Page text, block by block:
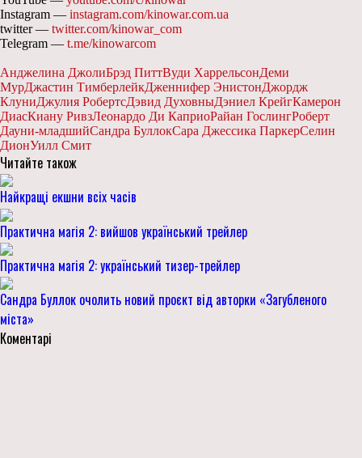
Instagram — instagram.com/kinowar.com.ua
twitter — twitter.com/kinowar_com
Telegram — t.me/kinowarcom
Анджелина ДжолиБрэд ПиттВуди ХаррельсонДеми
МурДжастин ТимберлейкДженнифер ЭнистонДжордж
КлуниДжулия РобертсДэвид ДуховныДэниел КрейгКамерон
ДиасКиану РивзЛеонардо Ди КаприоРайан ГослингРоберт
Дауни-младшийСандра БуллокСара Джессика ПаркерСелин
ДионУилл Смит
Читайте також
Найкращі екшни всіх часів
Практична магія 2: вийшов український трейлер
Практична магія 2: український тизер-трейлер
Сандра Буллок очолить новий проєкт від авторки «Загубленого
міста»
Коментарі